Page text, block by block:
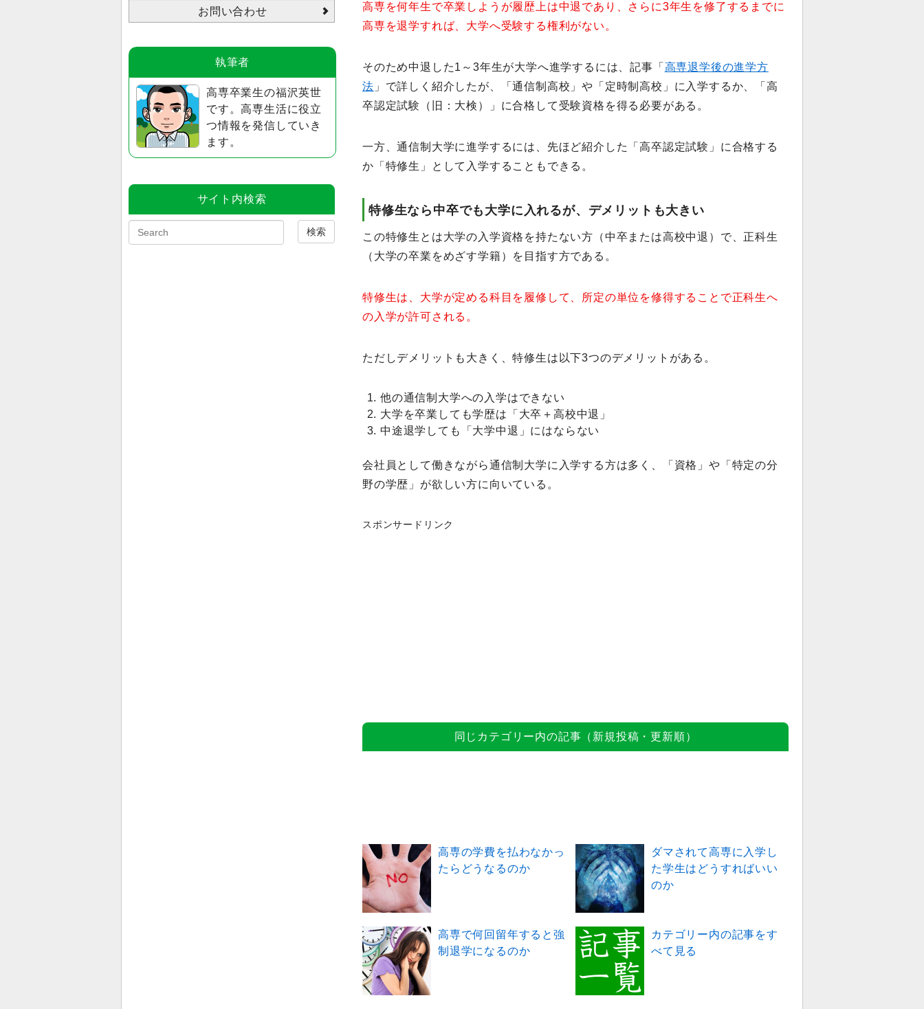
高専を何年生で卒業しようが履歴上は中退であり、さらに3年生を修了するまでに
高専を退学すれば、大学へ受験する権利がない。
そのため中退した1～3年生が大学へ進学するには、記事「 高専退学後の進学方
法 」で詳しく紹介したが、「通信制高校」や「定時制高校」に入学するか、「高
卒認定試験（旧：大検）」に合格して受験資格を得る必要がある。
一方、通信制大学に進学するには、先ほど紹介した「高卒認定試験」に合格する
か「特修生」として入学することもできる。
特修生なら中卒でも大学に入れるが、デメリットも大きい
この特修生とは大学の入学資格を持たない方（中卒または高校中退）で、正科生
（大学の卒業をめざす学籍）を目指す方である。
特修生は、大学が定める科目を履修して、所定の単位を修得することで正科生へ
の入学が許可される。
ただしデメリットも大きく、特修生は以下3つのデメリットがある。
他の通信制大学への入学はできない
大学を卒業しても学歴は「大卒＋高校中退」
中途退学しても「大学中退」にはならない
会社員として働きながら通信制大学に入学する方は多く、「資格」や「特定の分
野の学歴」が欲しい方に向いている。
スポンサードリンク
同じカテゴリー内の記事（新規投稿・更新順）
高専の学費を払わなかっ
たらどうなるのか
ダマされて高専に入学し
た学生はどうすればいい
のか
高専で何回留年すると強
制退学になるのか
カテゴリー内の記事をす
べて見る
お問い合わせ
執筆者
高専卒業生の福沢英世
です。高専生活に役立
つ情報を発信していき
ます。
サイト内検索
検索